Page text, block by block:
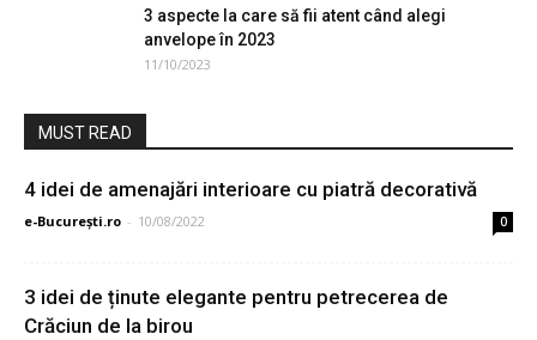
3 aspecte la care să fii atent când alegi
anvelope în 2023
11/10/2023
MUST READ
4 idei de amenajări interioare cu piatră decorativă
e-București.ro - 10/08/2022 0
3 idei de ținute elegante pentru petrecerea de
Crăciun de la birou